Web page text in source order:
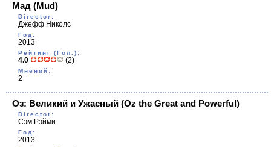
Мад (Mud)
Director:
Джефф Николс
Год:
2013
Рейтинг (Гол.):
4.0 (2)
Мнений:
2
Оз: Великий и Ужасный (Oz the Great and Powerful)
Director:
Сэм Рэйми
Год:
2013